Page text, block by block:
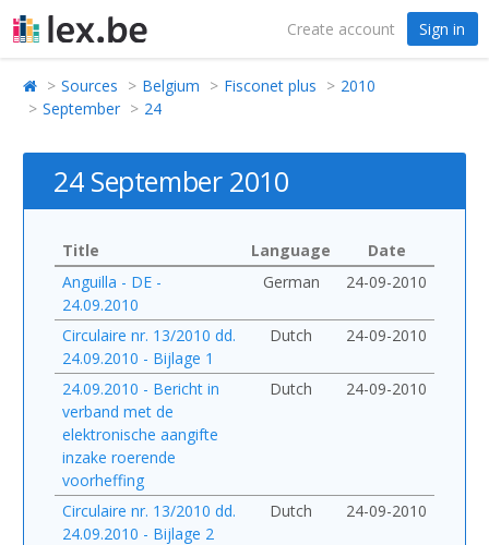
Create account Sign in
Sources Belgium Fisconet plus
2010
September
24
24 September 2010
Title Language
Date
Anguilla - DE -
24.09.2010
German 24-09-2010
Circulaire nr. 13/2010 dd.
24.09.2010 - Bijlage 1
Dutch 24-09-2010
24.09.2010 - Bericht in
verband met de
elektronische aangifte
inzake roerende
voorheffing
Dutch 24-09-2010
Circulaire nr. 13/2010 dd.
24.09.2010 - Bijlage 2
Dutch 24-09-2010